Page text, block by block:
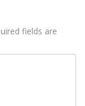
fields are